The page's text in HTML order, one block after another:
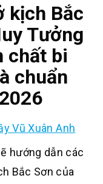
kịch Bắc
Tưởng
chất bi
chuẩn
Vũ Xuân Anh
hướng dẫn các
Bắc Sơn của